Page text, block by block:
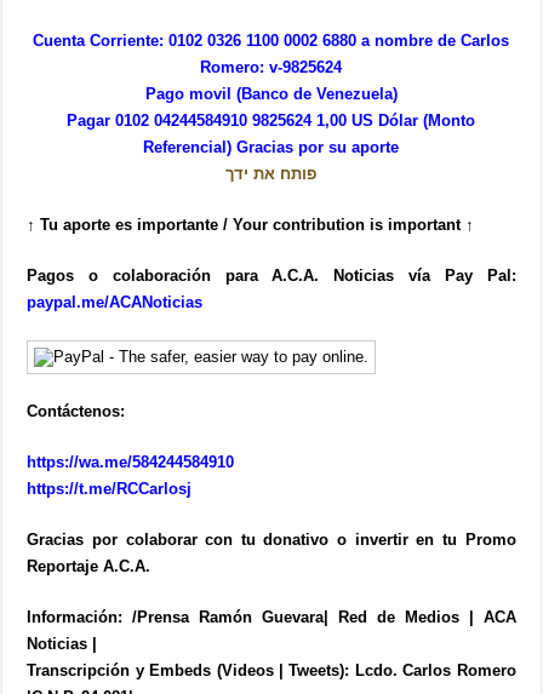
Cuenta Corriente: 0102 0326 1100 0002 6880 a nombre de Carlos
Romero: v-9825624
Pago movil (Banco de Venezuela)
Pagar 0102 04244584910 9825624 1,00 US Dólar (Monto
Referencial) Gracias por su aporte
פותח את ידך
↑ Tu aporte es importante / Your contribution is important ↑
Pagos o colaboración para A.C.A. Noticias vía Pay Pal:
paypal.me/ACANoticias
Contáctenos:
https://wa.me/584244584910
https://t.me/RCCarlosj
Gracias por colaborar con tu donativo o invertir en tu Promo
Reportaje A.C.A.
Información: /Prensa Ramón Guevara| Red de Medios | ACA
Noticias |
Transcripción y Embeds (Videos | Tweets): Lcdo. Carlos Romero